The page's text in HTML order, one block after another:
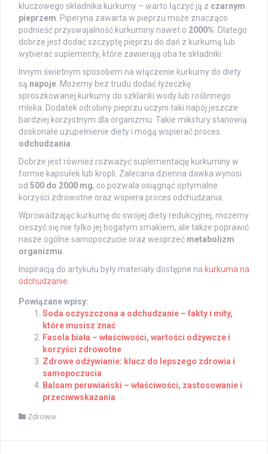
kluczowego składnika kurkumy – warto łączyć ją z czarnym
pieprzem. Piperyna zawarta w pieprzu może znacząco
podnieść przyswajalność kurkuminy nawet o 2000%. Dlatego
dobrze jest dodać szczyptę pieprzu do dań z kurkumą lub
wybierać suplementy, które zawierają oba te składniki.
Innym świetnym sposobem na włączenie kurkumy do diety
są napoje. Możemy bez trudu dodać łyżeczkę
sproszkowanej kurkumy do szklanki wody lub roślinnego
mleka. Dodatek odrobiny pieprzu uczyni taki napój jeszcze
bardziej korzystnym dla organizmu. Takie mikstury stanowią
doskonałe uzupełnienie diety i mogą wspierać proces
odchudzania.
Dobrze jest również rozważyć suplementację kurkuminy w
formie kapsułek lub kropli. Zalecana dzienna dawka wynosi
od 500 do 2000 mg, co pozwala osiągnąć optymalne
korzyści zdrowotne oraz wspiera proces odchudzania.
Wprowadzając kurkumę do swojej diety redukcyjnej, możemy
cieszyć się nie tylko jej bogatym smakiem, ale także poprawić
nasze ogólne samopoczucie oraz wesprzeć metabolizm
organizmu.
Inspiracją do artykułu były materiały dostępne na kurkuma na
odchudzanie.
Powiązane wpisy:
Soda oczyszczona a odchudzanie – fakty i mity,
które musisz znać
Fasola biała – właściwości, wartości odżywcze i
korzyści zdrowotne
Zdrowe odżywianie: klucz do lepszego zdrowia i
samopoczucia
Balsam peruwiański – właściwości, zastosowanie i
przeciwwskazania
Zdrowie